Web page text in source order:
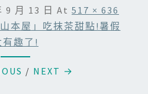
9 月 13 日 At 517 × 636
本屋」吃抹茶甜點!暑假
有趣了!
/ NEXT →